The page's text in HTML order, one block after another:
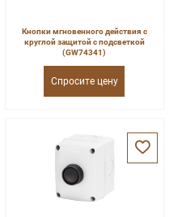
Кнопки мгновенного действия с
круглой защитой с подсветкой
(GW74341)
Спросите цену